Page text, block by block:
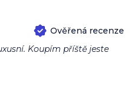
5 z 5 hvězdiček.
Koupím příště jeste